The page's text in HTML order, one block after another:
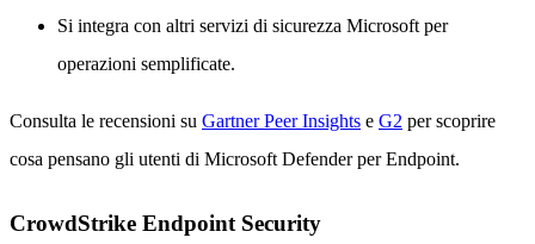
Si integra con altri servizi di sicurezza Microsoft per
operazioni semplificate.
Consulta le recensioni su Gartner Peer Insights e G2 per scoprire
cosa pensano gli utenti di Microsoft Defender per Endpoint.
CrowdStrike Endpoint Security